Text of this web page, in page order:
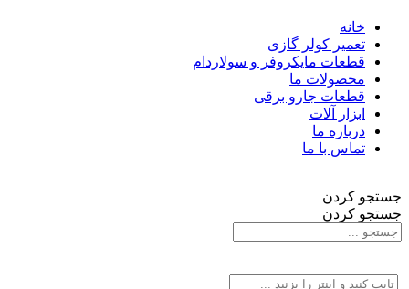
خانه
تعمیر کولر گازی
قطعات مایکروفر و سولاردام
محصولات ما
قطعات جارو برقی
ابزار آلات
درباره ما
تماس با ما
جستجو کردن
جستجو کردن